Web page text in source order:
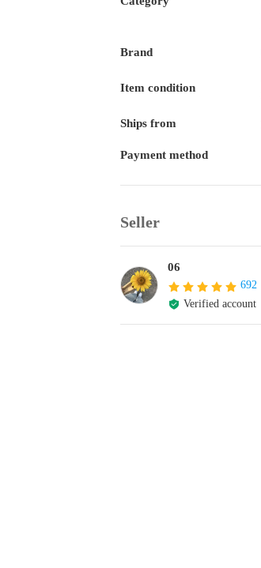
Brand
Item condition
Ships from
Payment method
Seller
06
692
Verified account